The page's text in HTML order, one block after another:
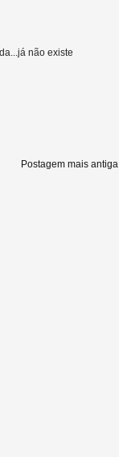
não existe
Postagem mais antiga